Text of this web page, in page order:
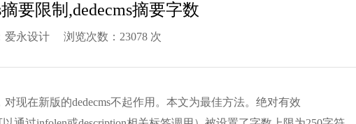
要限制,dedecms摘要字数
爱永设计 浏览次数：23078 次
现在新版的dedecms不起作用。本文为最佳方法。绝对有效